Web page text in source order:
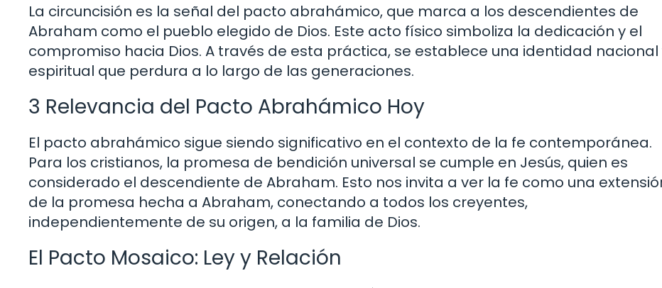
La circuncisión es la señal del pacto abrahámico, que marca a los descendientes de
Abraham como el pueblo elegido de Dios. Este acto físico simboliza la dedicación y el
compromiso hacia Dios. A través de esta práctica, se establece una identidad nacional
espiritual que perdura a lo largo de las generaciones.
3 Relevancia del Pacto Abrahámico Hoy
El pacto abrahámico sigue siendo significativo en el contexto de la fe contemporánea.
Para los cristianos, la promesa de bendición universal se cumple en Jesús, quien es
considerado el descendiente de Abraham. Esto nos invita a ver la fe como una
de la promesa hecha a Abraham, conectando a todos los creyentes,
independientemente de su origen, a la familia de Dios.
El Pacto Mosaico: Ley y Relación